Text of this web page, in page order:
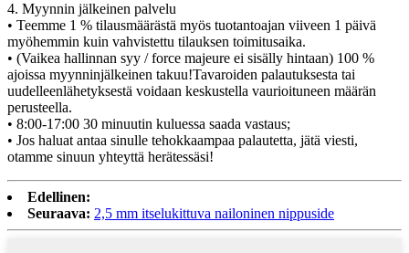
4. Myynnin jälkeinen palvelu
• Teemme 1 % tilausmäärästä myös tuotantoajan viiveen 1 päivä
myöhemmin kuin vahvistettu tilauksen toimitusaika.
• (Vaikea hallinnan syy / force majeure ei sisälly hintaan) 100 %
ajoissa myynninjälkeinen takuu!Tavaroiden palautuksesta tai
uudelleenlähetyksestä voidaan keskustella vaurioituneen määrän
perusteella.
• 8:00-17:00 30 minuutin kuluessa saada vastaus;
• Jos haluat antaa sinulle tehokkaampaa palautetta, jätä viesti,
otamme sinuun yhteyttä herätessäsi!
Edellinen:
Seuraava: 2,5 mm itselukittuva nailoninen nippuside